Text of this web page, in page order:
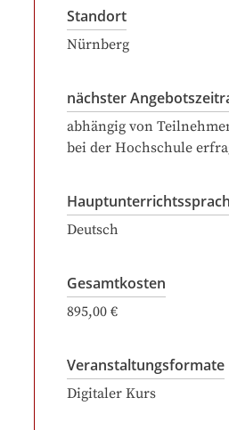
Standort
Nürnberg
nächster
abhängig von
bei der Hochschule
Deutsch
Gesamtkosten
895,00 €
Veranstaltungsformate
Digitaler Kurs